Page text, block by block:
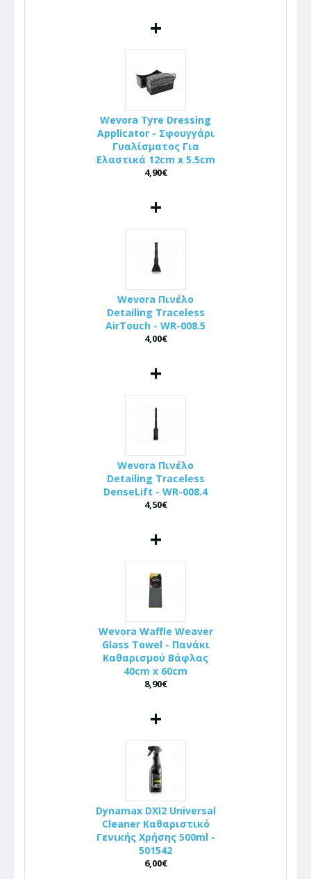
+
Wevora Tyre Dressing
Applicator - Σφουγγάρι
Γυαλίσματος Για
Ελαστικά 12cm x 5.5cm
4,90€
+
Wevora Πινέλo
Detailing Traceless
AirTouch - WR-008.5
4,00€
+
Wevora Πινέλo
Detailing Traceless
DenseLift - WR-008.4
4,50€
+
Wevora Waffle Weaver
Glass Towel - Πανάκι
Καθαρισμού Βάφλας
40cm x 60cm
8,90€
+
Dynamax DXI2 Universal
Cleaner Καθαριστικό
Γενικής Χρήσης 500ml -
501542
6,00€